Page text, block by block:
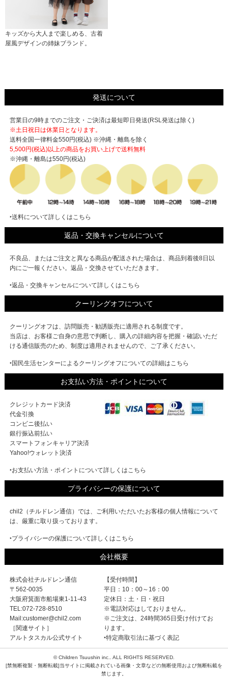
キッズから大人まで楽しめる、古着
屋風デザインの姉妹ブランド。
発送について
営業日の9時までのご注文・ご決済は最短即日発送(RSL発送は除く)
※土日祝日は休業日となります。
送料全国一律料金550円(税込) ※沖縄・離島を除く
5,500円(税込)以上の商品をお買い上げで送料無料
※沖縄・離島は550円(税込)
‣送料について詳しくはこちら
返品・交換キャンセルについて
不良品、またはご注文と異なる商品が配送された場合は、商品到着後8日以
内にご一報ください。返品・交換させていただきます。
‣返品・交換キャンセルについて詳しくはこちら
クーリングオフについて
クーリングオフは、訪問販売・勧誘販売に適用される制度です。
当店は、お客様ご自身の意思で判断し、購入の詳細内容を把握・確認いただ
ける通信販売のため、制度は適用されませんので、ご了承ください。
‣国民生活センターによるクーリングオフについての詳細はこちら
お支払い方法・ポイントについて
クレジットカード決済
代金引換
コンビニ後払い
銀行振込前払い
スマートフォンキャリア決済
Yahoo!ウォレット決済
‣お支払い方法・ポイントについて詳しくはこちら
プライバシーの保護について
chil2（チルドレン通信）では、ご利用いただいたお客様の個人情報について
は、厳重に取り扱っております。
‣プライバシーの保護について詳しくはこちら
会社概要
株式会社チルドレン通信
〒562-0035
大阪府箕面市船場東1-11-43
TEL:072-728-8510
Mail:customer@chil2.com
［関連サイト］
アルトタスカル公式サイト
【受付時間】
平日：10：00～16：00
定休日：土・日・祝日
※電話対応はしておりません。
※ご注文は、24時間365日受け付けてお
ります。
‣特定商取引法に基づく表記
© Children Tsuushin inc.. ALL RIGHTS RESERVED.
[禁無断複製・無断転載]当サイトに掲載されている画像・文章などの無断使用および無断転載を
禁じます。